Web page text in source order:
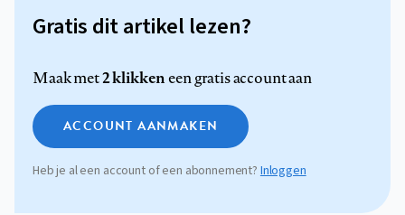
Gratis dit artikel lezen?
Maak met2 klikkeneen gratis account aan
ACCOUNT AANMAKEN
Heb je al een account of een abonnement? Inloggen